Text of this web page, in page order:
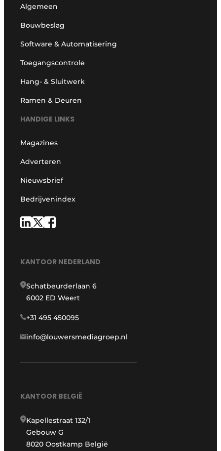
Algemeen
Bouwbeslag
Software & Automatisering
Toegangscontrole
Hang- & Sluitwerk
Ramen & Deuren
HANDIGE LINKS
Magazines
Adverteren
Nieuwsbrief
Bedrijvenindex
KANTOOR NEDERLAND
Schatbeurderlaan 6
6002 ED Weert
+31 495 450095
info@louwersmediagroep.nl
KANTOOR BELGIË
Kapellestraat 132/1
Gebouw G
8020 Oostkamp België